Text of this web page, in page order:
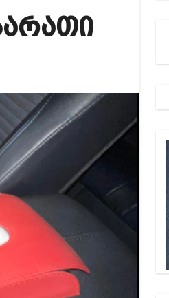
შეიძლება ტრაგიკულ